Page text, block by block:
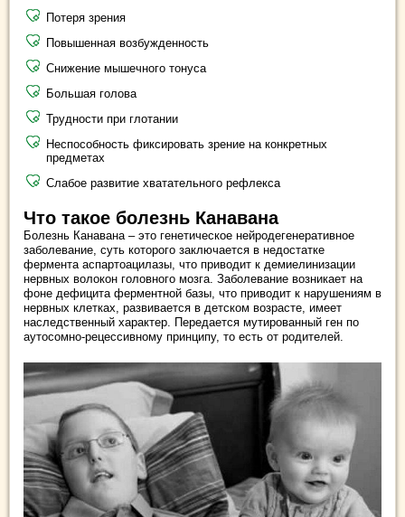
Потеря зрения
Повышенная возбужденность
Снижение мышечного тонуса
Большая голова
Трудности при глотании
Неспособность фиксировать зрение на конкретных
предметах
Слабое развитие хватательного рефлекса
Что такое болезнь Канавана
Болезнь Канавана – это генетическое нейродегенеративное
заболевание, суть которого заключается в недостатке
фермента аспартоацилазы, что приводит к демиелинизации
нервных волокон головного мозга. Заболевание возникает на
фоне дефицита ферментной базы, что приводит к нарушениям в
нервных клетках, развивается в детском возрасте, имеет
наследственный характер. Передается мутированный ген по
аутосомно-рецессивному принципу, то есть от родителей.